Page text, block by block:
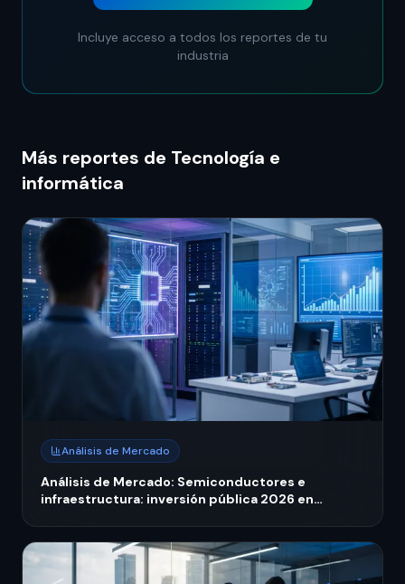
Incluye acceso a todos los reportes de tu
industria
Más reportes de Tecnología e
informática
Análisis de Mercado
Análisis de Mercado: Semiconductores e
infraestructura: inversión pública 2026 en